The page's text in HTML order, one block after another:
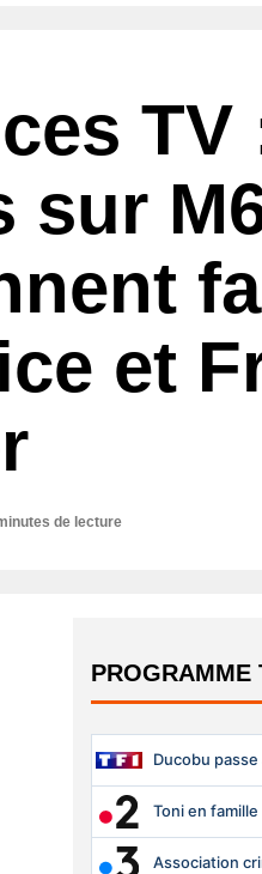
TV
sur
et
de lecture
PROGRAMME